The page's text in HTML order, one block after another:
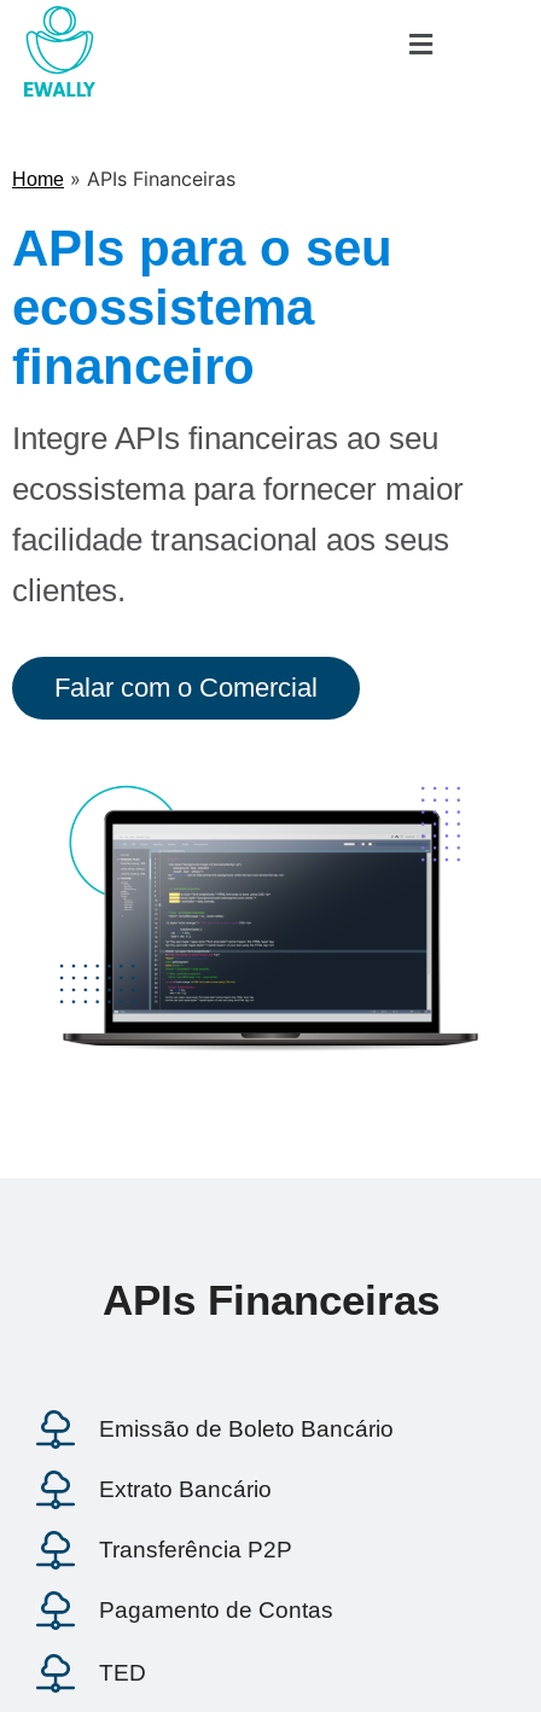
Home » APIs Financeiras
APIs para o seu
ecossistema
financeiro
Integre APIs financeiras ao seu
ecossistema para fornecer maior
facilidade transacional aos seus
clientes.
Falar com o Comercial
APIs Financeiras​
Emissão de Boleto Bancário
Extrato Bancário
Transferência P2P
Pagamento de Contas
TED